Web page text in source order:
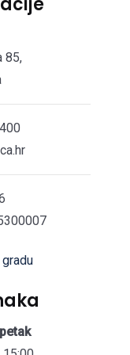
85,